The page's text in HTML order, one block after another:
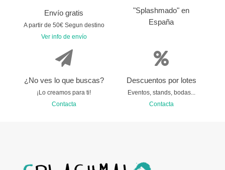
Envío gratis
A partir de 50€ Segun destino
Ver info de envío
"Splashmado" en
España
¿No ves lo que buscas?
¡Lo creamos para ti!
Contacta
Descuentos por lotes
Eventos, stands, bodas...
Contacta